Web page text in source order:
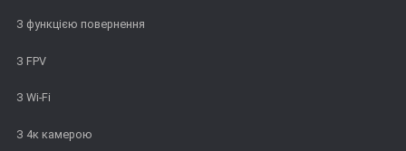
З функцією повернення
З FPV
З Wi-Fi
З 4к камерою